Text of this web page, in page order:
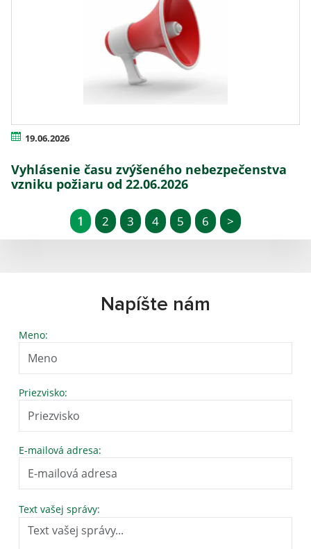
19.06.2026
Vyhlásenie času zvýšeného nebezpečenstva
vzniku požiaru od 22.06.2026
1 2 3 4 5 6 >
Napíšte nám
Meno:
Priezvisko:
E-mailová adresa:
Text vašej správy: